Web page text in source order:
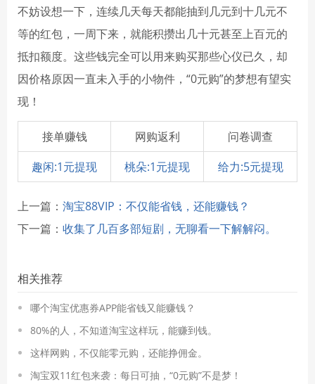
不妨设想一下，连续几天每天都能抽到几元到十几元不
等的红包，一周下来，就能积攒出几十元甚至上百元的
抵扣额度。这些钱完全可以用来购买那些心仪已久，却
因价格原因一直未入手的小物件，“0元购”的梦想有望实
现！
接单赚钱 网购返利
问卷调查
趣闲:1元提现
桃朵:1元提现 给力:5元提现
上一篇： 淘宝88VIP：不仅能省钱，还能赚钱？
下一篇： 收集了几百多部短剧，无聊看一下解解闷。
相关推荐
哪个淘宝优惠券APP能省钱又能赚钱？
80%的人，不知道淘宝这样玩，能赚到钱。
这样网购，不仅能零元购，还能挣佣金。
淘宝双11红包来袭：每日可抽，“0元购”不是梦！